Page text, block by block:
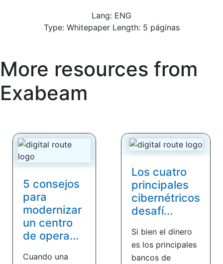
Lang: ENG
Type: Whitepaper Length: 5 páginas
More resources from
Exabeam
5 consejos
para
modernizar
un centro
de opera...
Cuando una
Los cuatro
principales
cibernétricos
desafí...
Si bien el dinero
es los principales
bancos de